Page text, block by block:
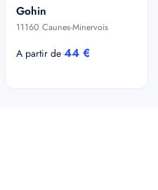
Gohin
11160 Caunes-Minervois
A partir de 44 €